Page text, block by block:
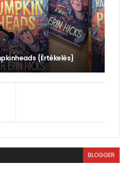
{Értékelés}
BLOGGER